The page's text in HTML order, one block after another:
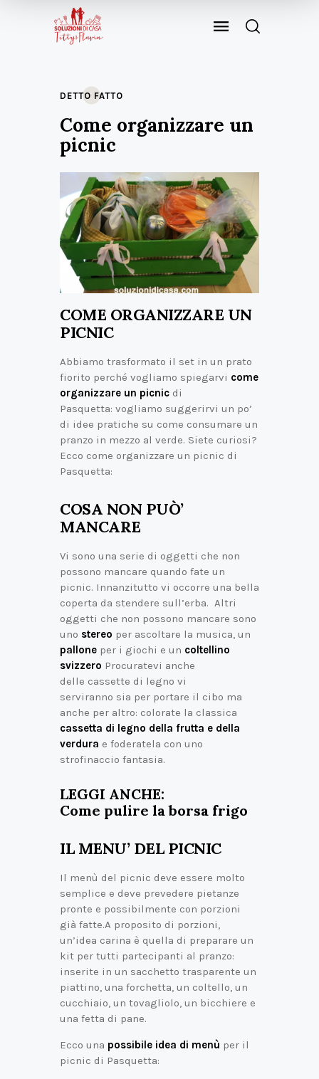
DETTO FATTO
Come organizzare un
picnic
COME ORGANIZZARE UN
PICNIC
Abbiamo trasformato il set in un prato
fiorito perché vogliamo spiegarvi come
organizzare un picnic di
Pasquetta: vogliamo suggerirvi un po’
di idee pratiche su come consumare un
pranzo in mezzo al verde. Siete curiosi?
Ecco come organizzare un picnic di
Pasquetta:
COSA NON PUÒ’
MANCARE
Vi sono una serie di oggetti che non
possono mancare quando fate un
picnic. Innanzitutto vi occorre una bella
coperta da stendere sull’erba. Altri
oggetti che non possono mancare sono
uno stereo per ascoltare la musica, un
pallone per i giochi e un coltellino
svizzero Procuratevi anche
delle cassette di legno vi
serviranno sia per portare il cibo ma
anche per altro: colorate la classica
cassetta di legno della frutta e della
verdura e foderatela con uno
strofinaccio fantasia.
LEGGI ANCHE:
Come pulire la borsa frigo
IL MENU’ DEL PICNIC
Il menù del picnic deve essere molto
semplice e deve prevedere pietanze
pronte e possibilmente con porzioni
già fatte.A proposito di porzioni,
un’idea carina è quella di preparare un
kit per tutti partecipanti al pranzo:
inserite in un sacchetto trasparente un
piattino, una forchetta, un coltello, un
cucchiaio, un tovagliolo, un bicchiere e
una fetta di pane.
Ecco una possibile idea di menù per il
picnic di Pasquetta: